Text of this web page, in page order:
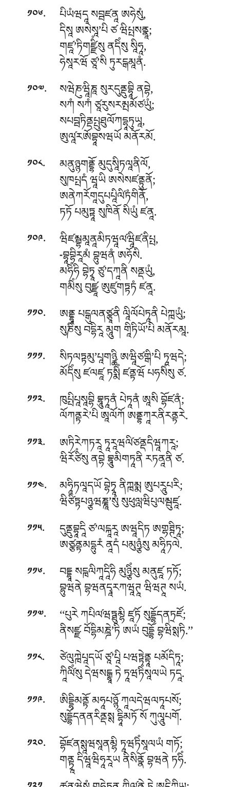
༡༠༦. པིཡཾཝདཱ སབྦཛནཱ ཨཧེསུཾ,
དིསཱ ཨསེསཱ’པི ཙ ཝིཔྤསནྣཱ;
གཛཱ’ཏིགཛྫིཾསུ ནདིཾསུ སཱིཧཱ,
ཧེསཱརཝོ ཙཱ’སི ཏུརངྒམཱནཾ.
༡༠༧. སཝེཎུཝཱིཎཱ སུརདུནྡུབྷཱི ནབྷེ,
སཀཾ སཀཾ ཙཱརུསརམྤམོཙཡུཾ;
སཔབྦཏིནྡཔྤུཐུལོཀདྷཱཏུཡཱ,
ཨུལཱ༹རཨོབྷཱསཝཡོ མནོརམོ.
༡༠༨. མནུཉྙགནྡྷོ མུདུསཱིཏལཱནིལོ,
སུཁཔྤདཾ ཝཱཡི ཨསེསཛནྟུནོ;
ཨནེཀརོགཱདུཔཔཱིལི༹ཏཾགིནོ,
ཏཏོ པམུཏྟཱ སུཁིནོ སིཡུཾ ཛནཱ.
༡༠༩. ཝིཛམྦྷམཱནཱམིཏཝཱལ༹ཝཱིཛནིཔྤ,
-བྷཱབྷིརཱམཾ བྷུཝནཾ ཨཧོསི.
མཧིཾཧི བྷེཏྭཱ ཙུ’དཀཱནི སནྡཡུཾ,
གམིཾསུ བུཛྫཱ ཨུཛུགཏྟཏཾ ཛནཱ.
༡༡༠. ཨནྡྷཱ པངྒུལནཙྩཱནི ལཱིལོཔེཏཱནི པེཀྑཡུཾ;
སུཎིཾསུ བདྷིརཱ མཱུག གཱིཏིཡོ’པི མནོརམཱ.
༡༡༡. སིཏལཏྟམུ’པཱགཉྪི ཨཝཱིཙགྒི’པི ཏཱཝདེ;
མོདིཾསུ ཛལཛཱ ཏསྨིཾ ཛནྟཝོ པཧསིཾསུ ཙ.
༡༡༢. ཁུཔྤིཔཱསཱབྷི བྷཱུཏཱནཾ པེཏཱནཾ ཨཱསི བྷོཛནཾ;
ལོཀནྟརེ’པི ཨཱལོཀོ ཨནྡྷཀཱརནིརནྟརེ.
༡༡༣. ཨཏིརེཀཏརཱ ཏཱརཱཝལི༹ཙནྡདིཝཱཀརཱ;
ཝིརོཙིཾསུ ནབྷེ བྷཱུམིགཏཱནི རཏནཱནི ཙ.
༡༡༤. མཧཱིཏལཱདཡོ བྷེཏྭཱ ནིཀྑམྨ ཨུཔརཱུཔརི;
ཝིཙིཏྟཔཉྩཝཎྞཱ’སུཾ སུཕུལླཝིཔུལམྦུཛཱ.
༡༡༥. དུནྡུབྷཱདཱི ཙ’ལངྐཱརཱ ཨཝཱདིཏ ཨགྷཊྚིཏཱ;
ཨཙྩནྟམདྷུརཾ ནཱདཾ པམུཉྩཾསུ མཧཱིཏལེ.
༡༡༦. བདྡྷཱ སངྑལིཀཱདཱིཧི མུཉྩིཾསུ མནུཛཱ ཏཏོ;
བྷུཝནེ བྷཝནདྭཱརཀཝཱཊཱ ཝིཝཊཱ སཡཾ.
༡༡༧. ‘‘པུརེ ཀཔིལ༹ཝཏྠུམྷི ཛཱཏོ སུདྡྷོདནཏྲཛོ;
ནིསཛྫ བོདྷིམཎྜེ’ཏི ཨཡཾ བུདྡྷོ བྷཝིསྶཏི.’’
༡༡༨. ཙེལུཀྑེཔཱདཡོ ཙཱ’པཱི པཝཏྟེནྟཱ པམོདིཏཱ;
ཀཱིལི༹ཾསུ དེཝསངྒྷཱ ཏེ ཏཱཝཏིཾསཱལཡེ ཏདཱ.
༡༡༩. ཨིདྡྷིམནྟོ མཧཱཔཉྙོ ཀཱལདེཝལཏཱཔསོ;
སུདྡྷོདནནརིནྡསྶ དྷཱིམཏོ སོ ཀུལཱུཔགོ.
༡༢༠. བྷོཛནསྶཱཝསཱནམྷི ཏཱཝཏིཾསཱལཡཾ གཏོ;
གནྟྭཱ དིཝཱཝིཧཱརཱཡ ནིསིནྣོ བྷཝནེ ཏཧིཾ.